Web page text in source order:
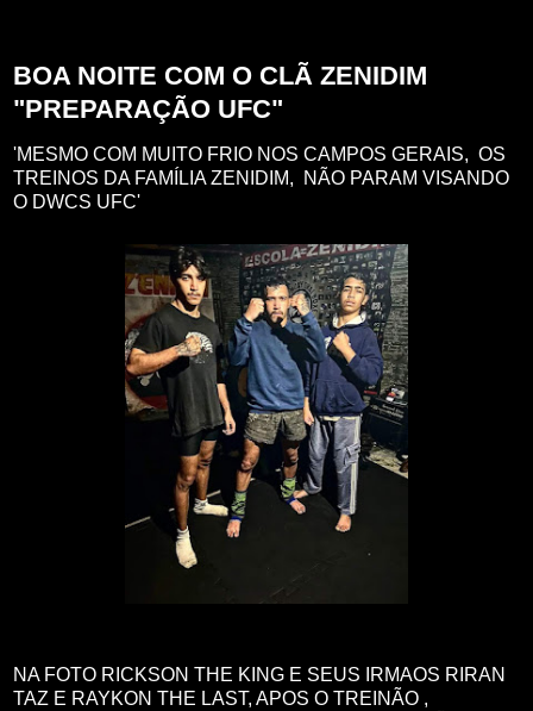
BOA NOITE COM O CLÃ ZENIDIM
"PREPARAÇÃO UFC"
'MESMO COM MUITO FRIO NOS CAMPOS GERAIS, OS
TREINOS DA FAMÍLIA ZENIDIM, NÃO PARAM VISANDO
O DWCS UFC'
NA FOTO RICKSON THE KING E SEUS IRMAOS RIRAN
TAZ E RAYKON THE LAST, APOS O TREINÃO ,